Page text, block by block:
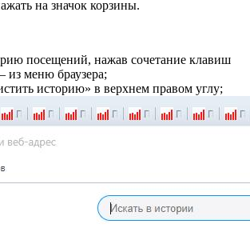
на значок корзины.
посещений, нажав сочетание клавиш
из меню браузера;
историю» в верхнем правом углу;